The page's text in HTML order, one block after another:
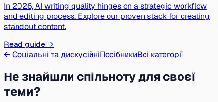
In 2026, AI writing quality hinges on a strategic workflow
and editing process. Explore our proven stack for creating
standout content.
Read guide →
← Соціальні та дискусійніПосібникиВсі категорії
Не знайшли спільноту для своєї
теми?